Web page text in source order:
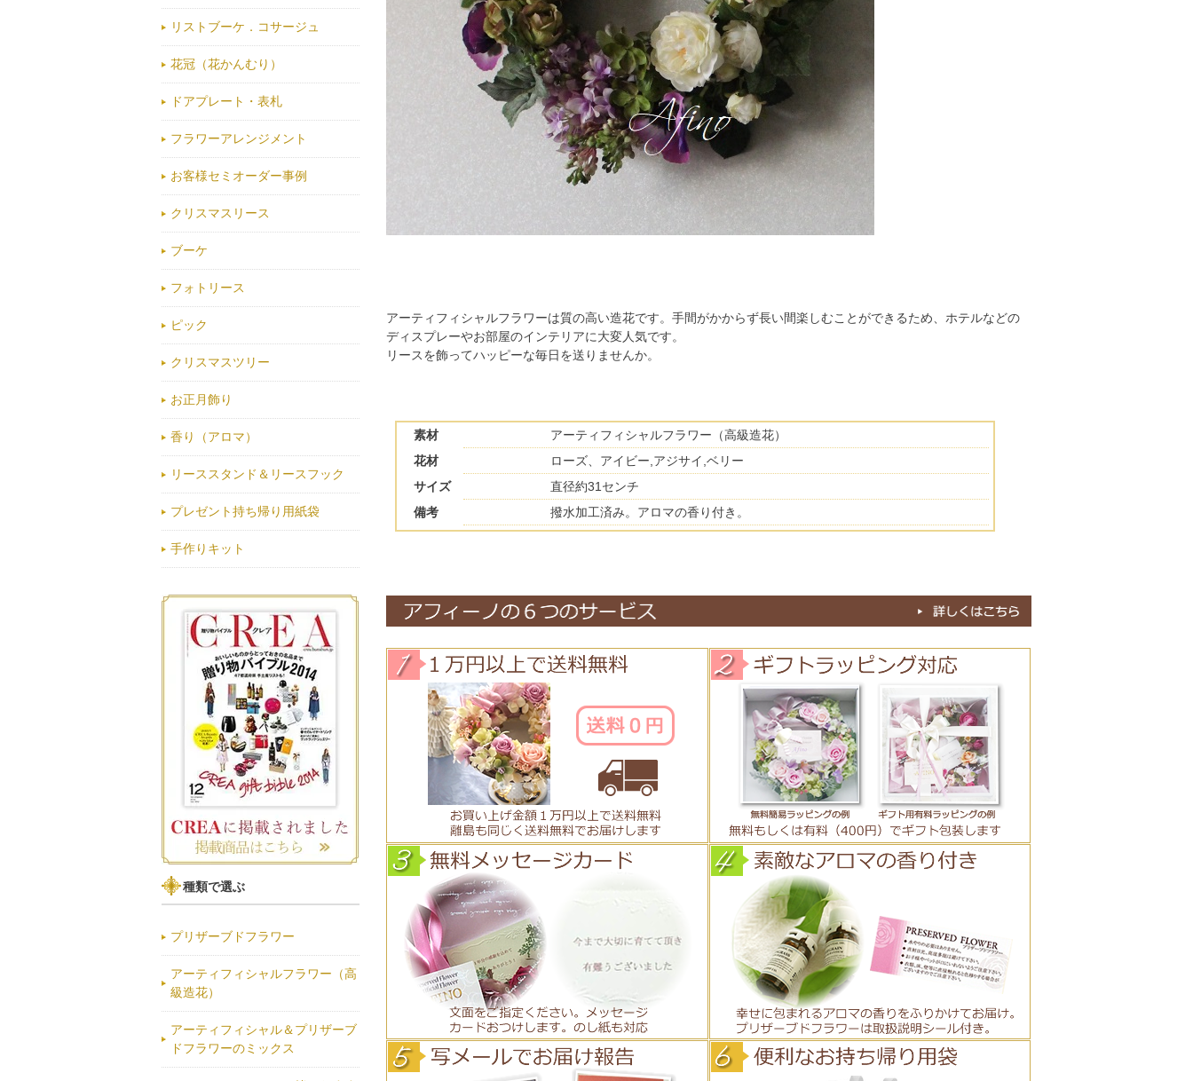
アーティフィシャルフラワーは質の高い造花です。手間がかからず長い間楽しむことができるため、ホテルなどの
ディスプレーやお部屋のインテリアに大変人気です。
リースを飾ってハッピーな毎日を送りませんか。
素材
アーティフィシャルフラワー（高級造花）
花材
ローズ、アイビー,アジサイ,ベリー
サイズ
直径約31センチ
備考
撥水加工済み。アロマの香り付き。
リストブーケ．コサージュ
花冠（花かんむり）
ドアプレート・表札
フラワーアレンジメント
お客様セミオーダー事例
クリスマスリース
ブーケ
フォトリース
ピック
クリスマスツリー
お正月飾り
香り（アロマ）
リーススタンド＆リースフック
プレゼント持ち帰り用紙袋
手作りキット
種類で選ぶ
プリザーブドフラワー
アーティフィシャルフラワー（高
級造花）
アーティフィシャル＆プリザーブ
ドフラワーのミックス